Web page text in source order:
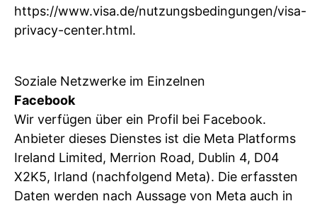
https://www.visa.de/nutzungsbedingungen/visa-
privacy-center.html.
Soziale Netzwerke im Einzelnen
Facebook
Wir verfügen über ein Profil bei Facebook.
Anbieter dieses Dienstes ist die Meta Platforms
Ireland Limited, Merrion Road, Dublin 4, D04
X2K5, Irland (nachfolgend Meta). Die erfassten
Daten werden nach Aussage von Meta auch in